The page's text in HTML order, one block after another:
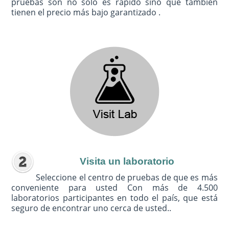
tienen el precio más bajo garantizado .
Visita un laboratorio
Seleccione el centro de pruebas de que es más
conveniente para usted Con más de 4.500
laboratorios participantes en todo el país, que está
seguro de encontrar uno cerca de usted..